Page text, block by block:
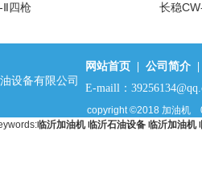
四枪 长稳CW-
网站首页| 公司简介|
设备有限公司
E-maill：
copyright ©2018 加油机
临沂加油机 临沂石油设备 临沂加油机